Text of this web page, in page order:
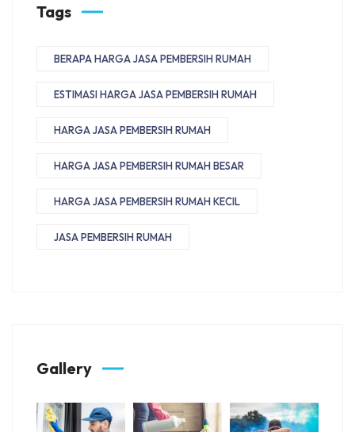
Tags
BERAPA HARGA JASA PEMBERSIH RUMAH
ESTIMASI HARGA JASA PEMBERSIH RUMAH
HARGA JASA PEMBERSIH RUMAH
HARGA JASA PEMBERSIH RUMAH BESAR
HARGA JASA PEMBERSIH RUMAH KECIL
JASA PEMBERSIH RUMAH
Gallery